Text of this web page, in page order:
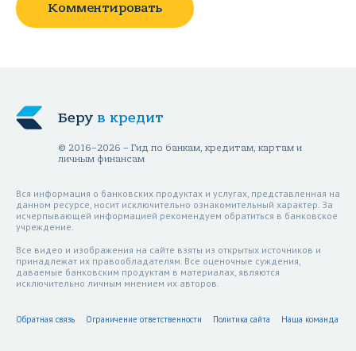
Комментировать
Беру в кредит
© 2016–2026 – Гид по банкам, кредитам, картам и
личным финансам
Вся информация о банковских продуктах и услугах, представленная на
данном ресурсе, носит исключительно ознакомительный характер. За
исчерпывающей информацией рекомендуем обратиться в банковское
учреждение.
Все видео и изображения на сайте взяты из открытых источников и
принадлежат их правообладателям. Все оценочные суждения,
даваемые банковским продуктам в материалах, являются
исключительно личным мнением их авторов.
Обратная связь Ограничение ответственности Политика сайта Наша команда